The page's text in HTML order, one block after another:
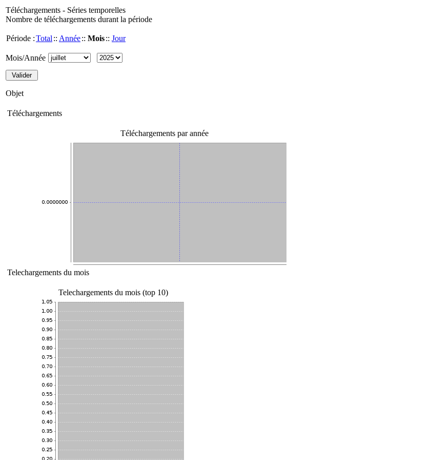
Téléchargements - Séries temporelles
Nombre de téléchargements durant la période
Période :Total :: Année:: Mois:: Jour
Mois/Année
Objet
Téléchargements
Téléchargements par année
Telechargements du mois
Telechargements du mois (top 10)